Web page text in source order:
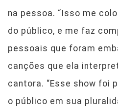
na pessoa. “Isso me
do público, e me faz
pessoais que foram
canções que ela
cantora. “Esse show foi
o público em sua